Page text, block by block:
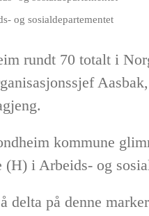
og sosialdepartementet
rundt 70 totalt i
kommune
i Arbeids- og
delta på denne